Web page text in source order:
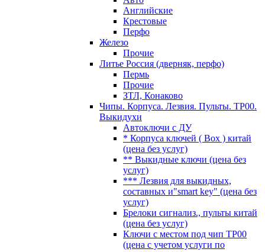
Английские
Крестовые
Перфо
Железо
Прочие
Литье Россия (дверняк, перфо)
Пермь
Прочие
ЗТЛ, Конаково
Чипы. Корпуса. Лезвия. Пульты. TP00.
Выкидухи
Автоключи с ДУ
* Корпуса ключей ( Box ) китай
(цена без услуг)
** Выкидные ключи (цена без
услуг)
*** Лезвия для выкидных,
составных и"smart key" (цена без
услуг)
Брелоки сигнализ., пульты китай
(цена без услуг)
Ключи с местом под чип TP00
(цена с учетом услуги по